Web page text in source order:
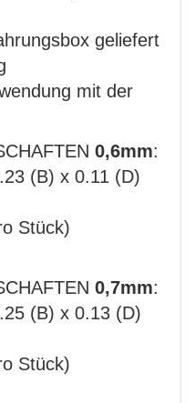
geliefert
mit der
0,6mm:
(B) x 0.11 (D)
Stück)
0,7mm:
(B) x 0.13 (D)
Stück)